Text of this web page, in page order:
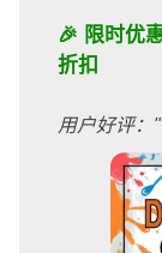
🎉 限时优
折扣
用户好评：